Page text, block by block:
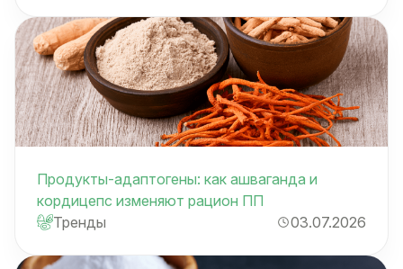
Продукты-адаптогены: как ашваганда и
кордицепс изменяют рацион ПП
Тренды
03.07.2026